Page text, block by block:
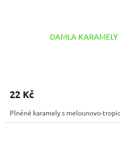
DAMLA
22 Kč
Plněné karamely s melounovo-